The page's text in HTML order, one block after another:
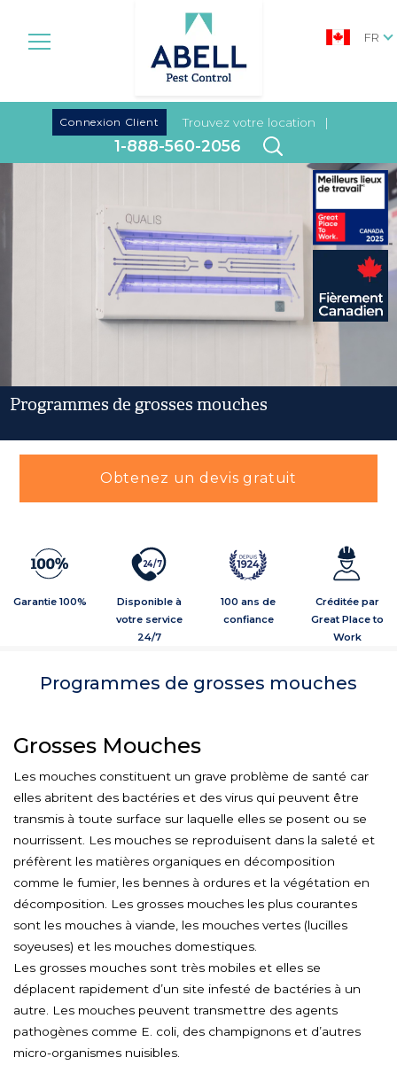
Connexion Client Trouvez votre location
FR
|
1-888-560-2056
Programmes de grosses mouches
Obtenez un devis gratuit
Garantie 100%
24/7
Disponible à
votre service
24/7
100 ans de
confiance
Créditée par
Great Place to
Work
Programmes de grosses mouches
Grosses Mouches
Les mouches constituent un grave problème de santé car
elles abritent des bactéries et des virus qui peuvent être
transmis à toute surface sur laquelle elles se posent ou se
nourrissent. Les mouches se reproduisent dans la saleté et
préfèrent les matières organiques en décomposition
comme le fumier, les bennes à ordures et la végétation en
décomposition. Les grosses mouches les plus courantes
sont les mouches à viande, les mouches vertes (lucilles
soyeuses) et les mouches domestiques.
Les grosses mouches sont très mobiles et elles se
déplacent rapidement d’un site infesté de bactéries à un
autre. Les mouches peuvent transmettre des agents
pathogènes comme E. coli, des champignons et d’autres
micro-organismes nuisibles.